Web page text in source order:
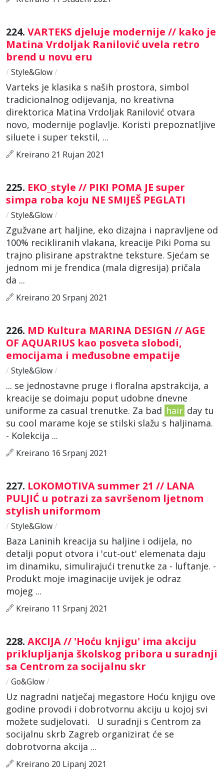
224. VARTEKS djeluje modernije // kako je
Matina Vrdoljak Ranilović uvela retro
brend u novu eru
/ Style&Glow/
Varteks je klasika s naših prostora, simbol
tradicionalnog odijevanja, no kreativna
direktorica Matina Vrdoljak Ranilović otvara
novo, modernije poglavlje. Koristi prepoznatljive
siluete i super tekstil, ...
Kreirano 21 Rujan 2021
225. EKO_style // PIKI POMA JE super
simpa roba koju NE SMIJEŠ PEGLATI
/ Style&Glow/
Zgužvane art haljine, eko dizajna i napravljene od
100% recikliranih vlakana, kreacije Piki Poma su
trajno plisirane apstraktne teksture. Sjećam se
jednom mi je frendica (mala digresija) pričala
da ...
Kreirano 20 Srpanj 2021
226. MD Kultura MARINA DESIGN // AGE
OF AQUARIUS kao posveta slobodi,
emocijama i međusobne empatije
/ Style&Glow/
... se jednostavne pruge i floralna apstrakcija, a
kreacije se doimaju poput udobne dnevne
uniforme za casual trenutke. Za bad hair day tu
su cool marame koje se stilski slažu s haljinama.
- Kolekcija ...
Kreirano 16 Srpanj 2021
227. LOKOMOTIVA summer 21 // LANA
PULJIĆ u potrazi za savršenom ljetnom
stylish uniformom
/ Style&Glow/
Baza Laninih kreacija su haljine i odijela, no
detalji poput otvora i 'cut-out' elemenata daju
im dinamiku, simulirajući trenutke za - luftanje. -
Produkt moje imaginacije uvijek je odraz
mojeg ...
Kreirano 11 Srpanj 2021
228. AKCIJA // 'Hoću knjigu' ima akciju
priklupljanja školskog pribora u suradnji
sa Centrom za socijalnu skr
/ Go&Glow/
Uz nagradni natječaj megastore Hoću knjigu ove
godine provodi i dobrotvornu akciju u kojoj svi
možete sudjelovati. U suradnji s Centrom za
socijalnu skrb Zagreb organizirat će se
dobrotvorna akcija ...
Kreirano 20 Lipanj 2021